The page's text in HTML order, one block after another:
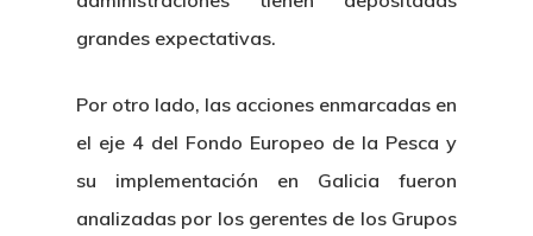
grandes expectativas.
Por otro lado, las acciones enmarcadas en
el eje 4 del Fondo Europeo de la Pesca y
su implementación en Galicia fueron
analizadas por los gerentes de los Grupos